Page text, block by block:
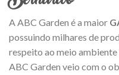
A ABC Garden é a maior
possuindo milhares de
respeito ao meio ambiente
ABC Garden veio com o